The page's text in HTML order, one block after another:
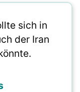
sich in
der Iran